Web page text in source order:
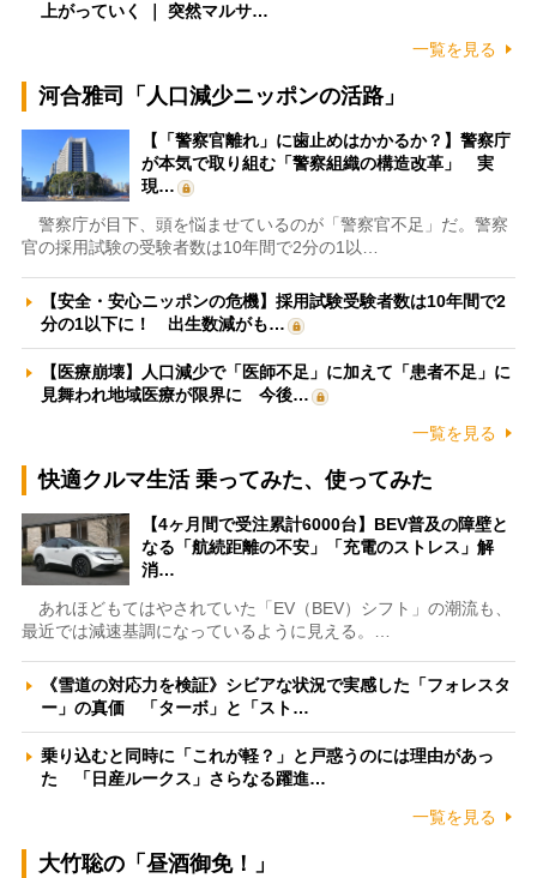
上がっていく ｜ 突然マルサ…
一覧を見る
河合雅司「人口減少ニッポンの活路」
【「警察官離れ」に歯止めはかかるか？】警察庁
が本気で取り組む「警察組織の構造改革」 実
現…
警察庁が目下、頭を悩ませているのが「警察官不足」だ。警察
官の採用試験の受験者数は10年間で2分の1以…
【安全・安心ニッポンの危機】採用試験受験者数は10年間で2
分の1以下に！ 出生数減がも…
【医療崩壊】人口減少で「医師不足」に加えて「患者不足」に
見舞われ地域医療が限界に 今後…
一覧を見る
快適クルマ生活 乗ってみた、使ってみた
【4ヶ月間で受注累計6000台】BEV普及の障壁と
なる「航続距離の不安」「充電のストレス」解
消…
あれほどもてはやされていた「EV（BEV）シフト」の潮流も、
最近では減速基調になっているように見える。…
《雪道の対応力を検証》シビアな状況で実感した「フォレスタ
ー」の真価 「ターボ」と「スト…
乗り込むと同時に「これが軽？」と戸惑うのには理由があっ
た 「日産ルークス」さらなる躍進…
一覧を見る
大竹聡の「昼酒御免！」